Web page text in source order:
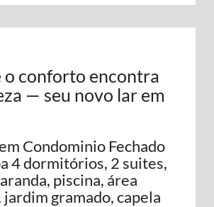
o conforto encontra
— seu novo lar em
Condominio Fechado
4 dormitórios, 2 suites,
piscina, área
gramado, capela